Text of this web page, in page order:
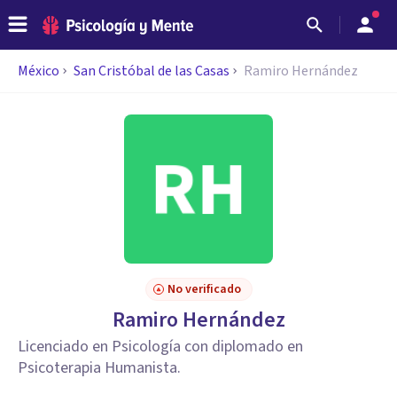
México San Cristóbal de las Casas Ramiro Hernández
No verificado
Ramiro Hernández
Licenciado en Psicología con diplomado en
Psicoterapia Humanista.